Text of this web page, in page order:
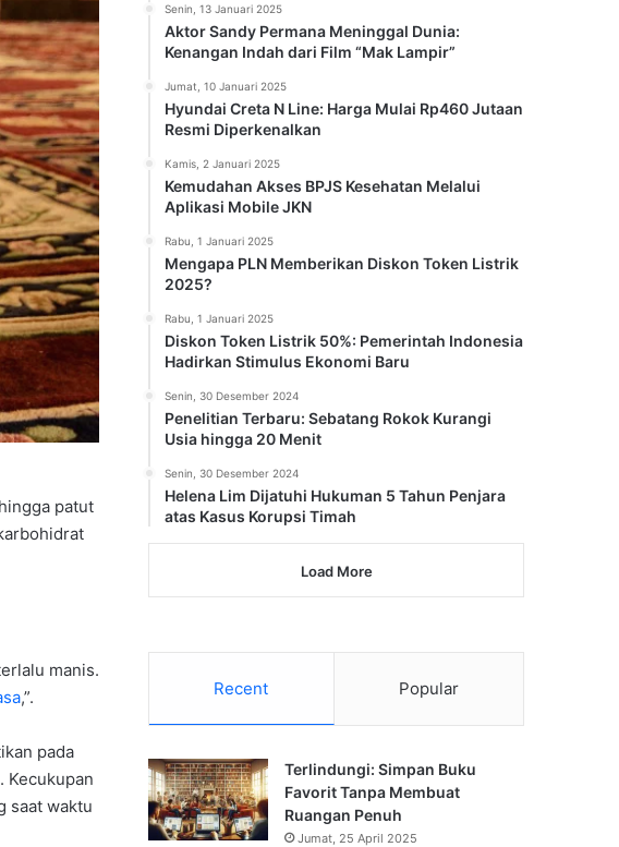
patut
manis.
,”.
pada
Kecukupan
saat waktu
Senin, 13 Januari 2025
Aktor Sandy Permana Meninggal Dunia:
Kenangan Indah dari Film “Mak Lampir”
Jumat, 10 Januari 2025
Hyundai Creta N Line: Harga Mulai Rp460 Jutaan
Resmi Diperkenalkan
Kamis, 2 Januari 2025
Kemudahan Akses BPJS Kesehatan Melalui
Aplikasi Mobile JKN
Rabu, 1 Januari 2025
Mengapa PLN Memberikan Diskon Token Listrik
2025?
Rabu, 1 Januari 2025
Diskon Token Listrik 50%: Pemerintah Indonesia
Hadirkan Stimulus Ekonomi Baru
Senin, 30 Desember 2024
Penelitian Terbaru: Sebatang Rokok Kurangi
Usia hingga 20 Menit
Senin, 30 Desember 2024
Helena Lim Dijatuhi Hukuman 5 Tahun Penjara
atas Kasus Korupsi Timah
Load More
Recent Popular
Terlindungi: Simpan Buku
Favorit Tanpa Membuat
Ruangan Penuh
Jumat, 25 April 2025